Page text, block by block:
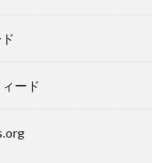
ード